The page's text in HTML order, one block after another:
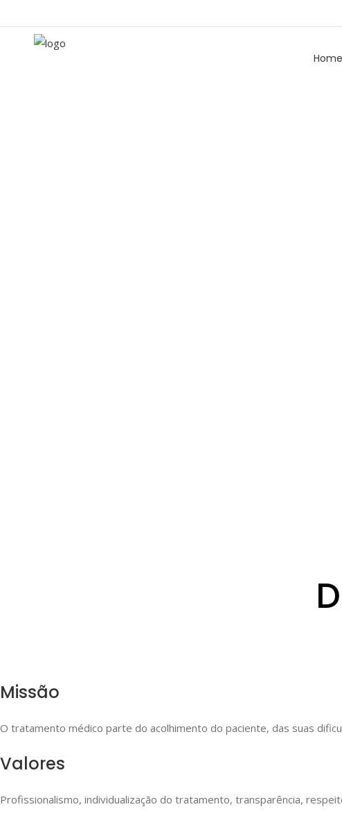
Home
Missão
O tratamento médico parte do acolhimento do paciente, das suas
Valores
Profissionalismo, individualização do tratamento, transparência,